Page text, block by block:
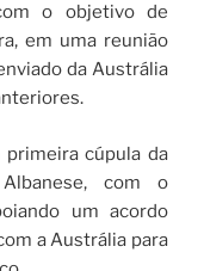
o objetivo de
em uma reunião
da Austrália
cúpula da
com o
um acordo
a Austrália para